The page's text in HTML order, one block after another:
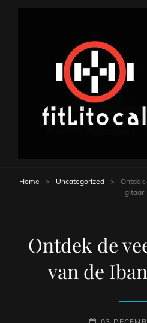
Home > Uncategorized >
Ontdek
gitaar
Ontdek de
van de
GEPLAATST